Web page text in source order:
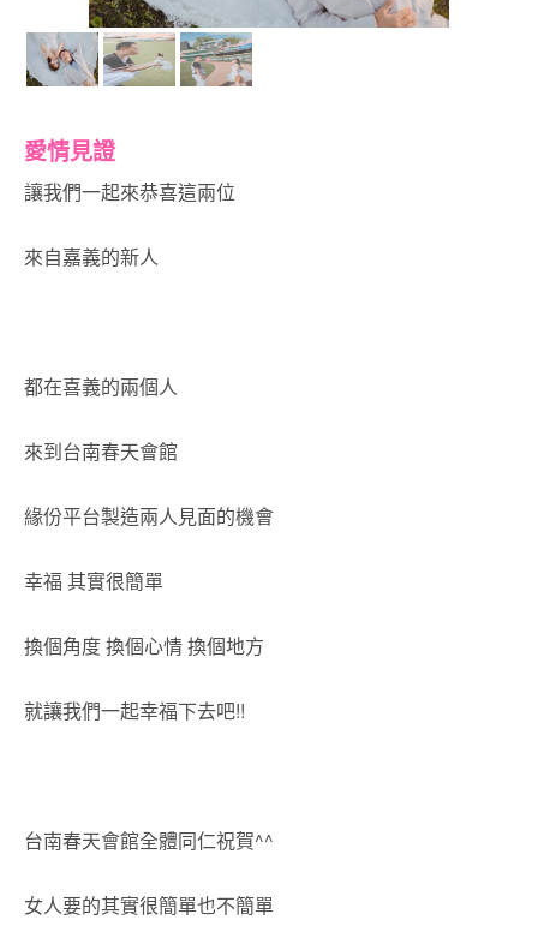
愛情見證
讓我們一起來恭喜這兩位
來自嘉義的新人
都在喜義的兩個人
來到台南春天會館
緣份平台製造兩人見面的機會
幸福 其實很簡單
換個角度 換個心情 換個地方
就讓我們一起幸福下去吧!!
台南春天會館全體同仁祝賀^^
女人要的其實很簡單也不簡單